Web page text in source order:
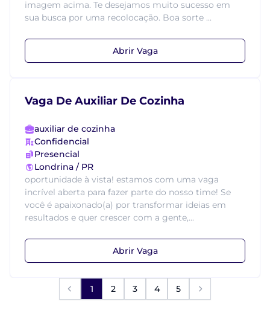
imagem acima. Te desejamos muito sucesso em
sua busca por uma recolocação. Boa sorte ...
Abrir Vaga
Vaga De Auxiliar De Cozinha
auxiliar de cozinha
Confidencial
Presencial
Londrina / PR
oportunidade à vista! estamos com uma vaga
incrível aberta para fazer parte do nosso time! Se
você é apaixonado(a) por transformar ideias em
resultados e quer crescer com a gente,...
Abrir Vaga
1 2 3 4 5